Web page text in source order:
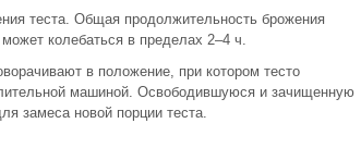
теста. Общая продолжительность брожения
колебаться в пределах 2–4 ч.
в положение, при котором тесто
машиной. Освободившуюся и зачищенную
замеса новой порции теста.